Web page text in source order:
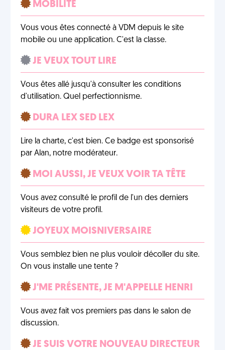
MOBILITÉ
Vous vous êtes connecté à VDM depuis le site
mobile ou une application. C'est la classe.
JE VEUX TOUT LIRE
Vous êtes allé jusqu'à consulter les conditions
d'utilisation. Quel perfectionnisme.
DURA LEX SED LEX
Lire la charte, c'est bien. Ce badge est sponsorisé
par Alan, notre modérateur.
MOI AUSSI, JE VEUX VOIR TA TÊTE
Vous avez consulté le profil de l'un des derniers
visiteurs de votre profil.
JOYEUX MOISNIVERSAIRE
Vous semblez bien ne plus vouloir décoller du site.
On vous installe une tente ?
J'ME PRÉSENTE, JE M'APPELLE HENRI
Vous avez fait vos premiers pas dans le salon de
discussion.
JE SUIS VOTRE NOUVEAU DIRECTEUR